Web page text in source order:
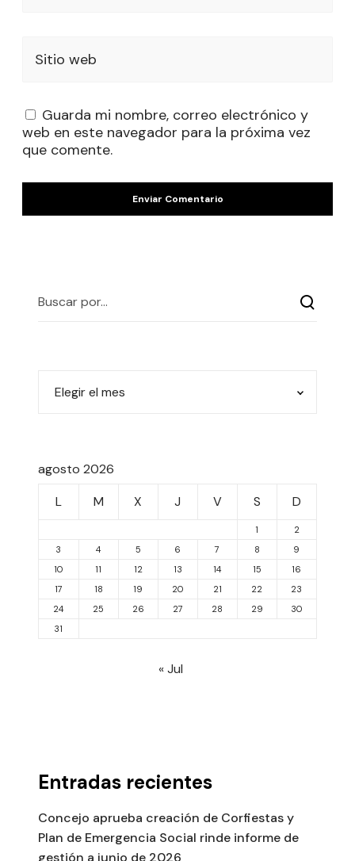
Sitio web
Guarda mi nombre, correo electrónico y
web en este navegador para la próxima vez
que comente.
agosto 2026
L
M X J V S D
1
2
3
4 5 6 7 8
9
10
11 12 13 14 15
16
17
18 19 20 21 22
23
24
25 26 27 28 29
30
31
« Jul
Entradas recientes
Concejo aprueba creación de Corfiestas y
Plan de Emergencia Social rinde informe de
gestión a junio de 2026